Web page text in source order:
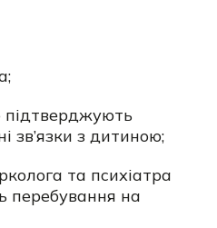
зв’язки з дитиною;
та психіатра
перебування на